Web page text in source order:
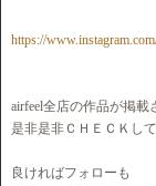
https://
airfeel全店の作品が掲載
是非是非ＣＨＥＣＫし
良ければフォローも